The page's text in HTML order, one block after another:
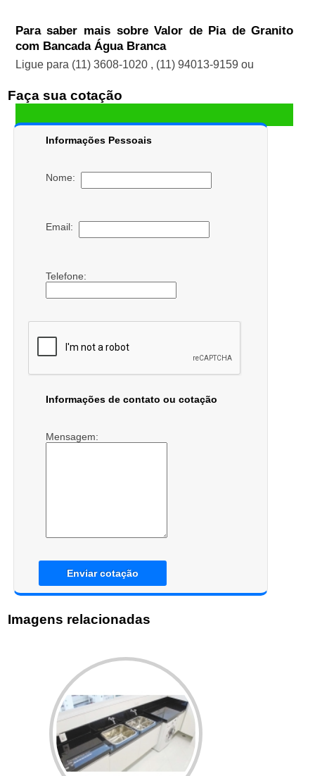
Para saber mais sobre Valor de Pia de Granito
com Bancada Água Branca
Ligue para (11) 3608-1020 , (11) 94013-9159 ou
Faça sua cotação
Informações Pessoais
Nome:
Email:
Telefone:
Informações de contato ou cotação
Mensagem:
Enviar cotação
Imagens relacionadas